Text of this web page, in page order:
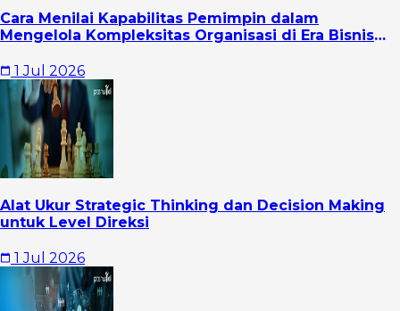
Cara Menilai Kapabilitas Pemimpin dalam
Mengelola Kompleksitas Organisasi di Era Bisnis
1 Jul 2026
Alat Ukur Strategic Thinking dan Decision Making
untuk Level Direksi
1 Jul 2026